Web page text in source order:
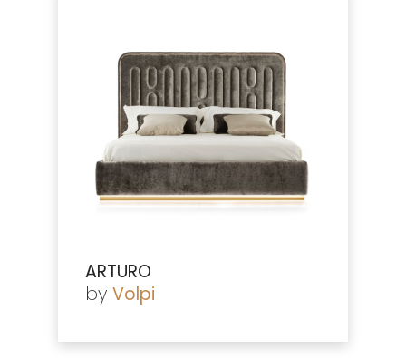
ARTURO
by Volpi